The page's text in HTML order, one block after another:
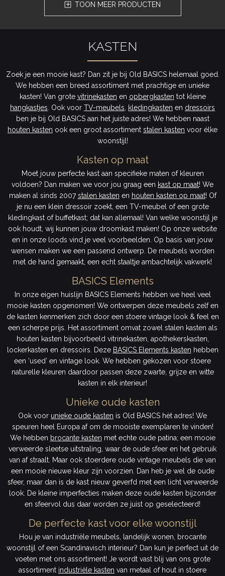
TOON MEER PRODUCTEN
KASTEN
Zoek je een mooie kast? Dan zit je bij Old BASICS helemaal goed.
We hebben een breed assortiment met prachtige en unieke
kasten! Van grote vitrinekasten en opbergkasten tot kleine
hangkastjes . Ook voor TV-meubels kledingkasten en dressoirs
ben je bij Old BASICS aan het juiste adres! We hebben naast
houten kasten ook een groot assortiment stalen kasten voor élke
woonstijl!
Kasten op maat
Moet jouw perfecte kast aan specifieke maten of kleuren
voldoen? Dan maken we voor jou graag een kast op maat! We
maken al sinds 2007stalen kasten en houten kasten op maat! Of
je nu een klein dressoir zoekt, een TV-meubel of een grote
kledingkast of buffetkast; dat kan allemaal! Van welke woonstijl je
ook houdt, wij kunnen jouw droomkast maken! Op onze website
en in onze loods vind je veel voorbeelden. Op basis van jouw
wensen maken we een passend ontwerp. De meubels worden
met de hand gemaakt, een echt staaltje ambachtelijk vakwerk!
BASICS Elements
In onze eigen huislijn BASICS Elements hebben we heel veel
mooie kasten opgenomen! We ontwerpen deze meubels zelf en
de kasten kenmerken zich door een stoere vintage look & feel en
een scherpe prijs. Het assortiment omvat zowel stalen kasten als
houten kasten bijvoorbeeld vitrinekasten, apothekerskasten,
lockerkasten en dressoirs. Deze BASICS Elements kasten hebben
een ‘used’ en vintage look. We hebben gekozen voor stoere
naturelle kleuren daardoor passen deze zwarte, grijze en witte
kasten in elk interieur!
Unieke oude kasten
Ook voor unieke oude kasten is Old BASICS hèt adres! We
speuren heel Europa af om de mooiste exemplaren te vinden!
We hebben brocante kasten met echte oude patina; een mooie
verweerde sleetse uitstraling, waar de oude sfeer en het gebruik
van af straalt. Maar ook stoerdere oude vintage meubels die van
een mooie nieuwe kleur zijn voorzien. Dan heb je wel de oude
sfeer, maar dan is de kast nieuw geverfd met een licht verweerde
look. De kleine imperfecties maken deze oude kasten bijzonder
en sfeervol dus daar worden ze juist op geselecteerd!
De perfecte kast voor elke woonstijl
Hou je van industriële meubels, landelijk wonen, brocante
woonstijl of een Scandinavisch interieur? Dan kun je perfect uit de
voeten met ons assortiment! Je wordt vast blij van ons grote
assortiment industriële kasten van metaal of hout in stoere